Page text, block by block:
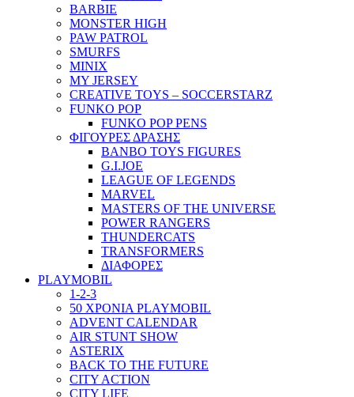
BARBIE
MONSTER HIGH
PAW PATROL
SMURFS
MINIX
MY JERSEY
CREATIVE TOYS – SOCCERSTARZ
FUNKO POP
FUNKO POP PENS
ΦΙΓΟΥΡΕΣ ΔΡΑΣΗΣ
BANBO TOYS FIGURES
G.I.JOE
LEAGUE OF LEGENDS
MARVEL
MASTERS OF THE UNIVERSE
POWER RANGERS
THUNDERCATS
TRANSFORMERS
ΔΙΑΦΟΡΕΣ
PLAYMOBIL
1-2-3
50 ΧΡΟΝΙΑ PLAYMOBIL
ADVENT CALENDAR
AIR STUNT SHOW
ASTERIX
BACK TO THE FUTURE
CITY ACTION
CITY LIFE